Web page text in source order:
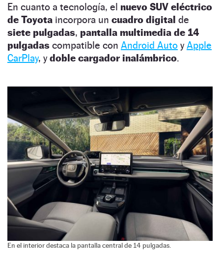
En cuanto a tecnología, el nuevo SUV eléctrico
de Toyota incorpora un cuadro digital de
siete pulgadas, pantalla multimedia de 14
pulgadas compatible con Android Auto yApple
CarPlay, ydoble cargador inalámbrico.
En el interior destaca la pantalla central de 14 pulgadas.